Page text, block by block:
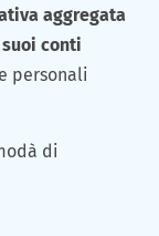
aggregata
conti
personali
di